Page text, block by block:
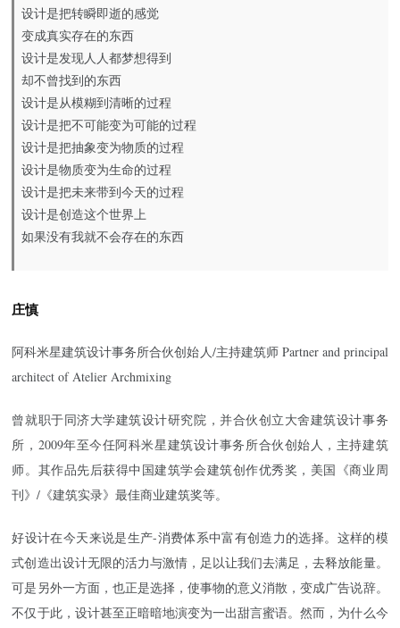
设计是把转瞬即逝的感觉
变成真实存在的东西
设计是发现人人都梦想得到
却不曾找到的东西
设计是从模糊到清晰的过程
设计是把不可能变为可能的过程
设计是把抽象变为物质的过程
设计是物质变为生命的过程
设计是把未来带到今天的过程
设计是创造这个世界上
如果没有我就不会存在的东西
庄慎
阿科米星建筑设计事务所合伙创始人/主持建筑师 Partner and principal
architect of Atelier Archmixing
曾就职于同济大学建筑设计研究院，并合伙创立大舍建筑设计事务
所，2009年至今任阿科米星建筑设计事务所合伙创始人，主持建筑
师。其作品先后获得中国建筑学会建筑创作优秀奖，美国《商业周
刊》/《建筑实录》最佳商业建筑奖等。
好设计在今天来说是生产-消费体系中富有创造力的选择。这样的模
式创造出设计无限的活力与激情，足以让我们去满足，去释放能量。
可是另外一方面，也正是选择，使事物的意义消散，变成广告说辞。
不仅于此，设计甚至正暗暗地演变为一出甜言蜜语。然而，为什么今